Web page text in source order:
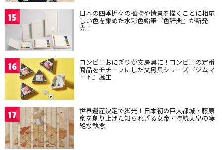
15 日本の四季折々の植物や情景を描くことに相応
しい色を集めた水彩色鉛筆『色辞典』が新発
売！
16 コンビニおにぎりが文房具に！コンビニの定番
商品をモチーフにした文房具シリーズ『ジムマ
ート』誕生
17 世界遺産決定で脚光！日本初の巨大都城・藤原
京を創り上げた知られざる女帝・持統天皇の凄
絶な執念